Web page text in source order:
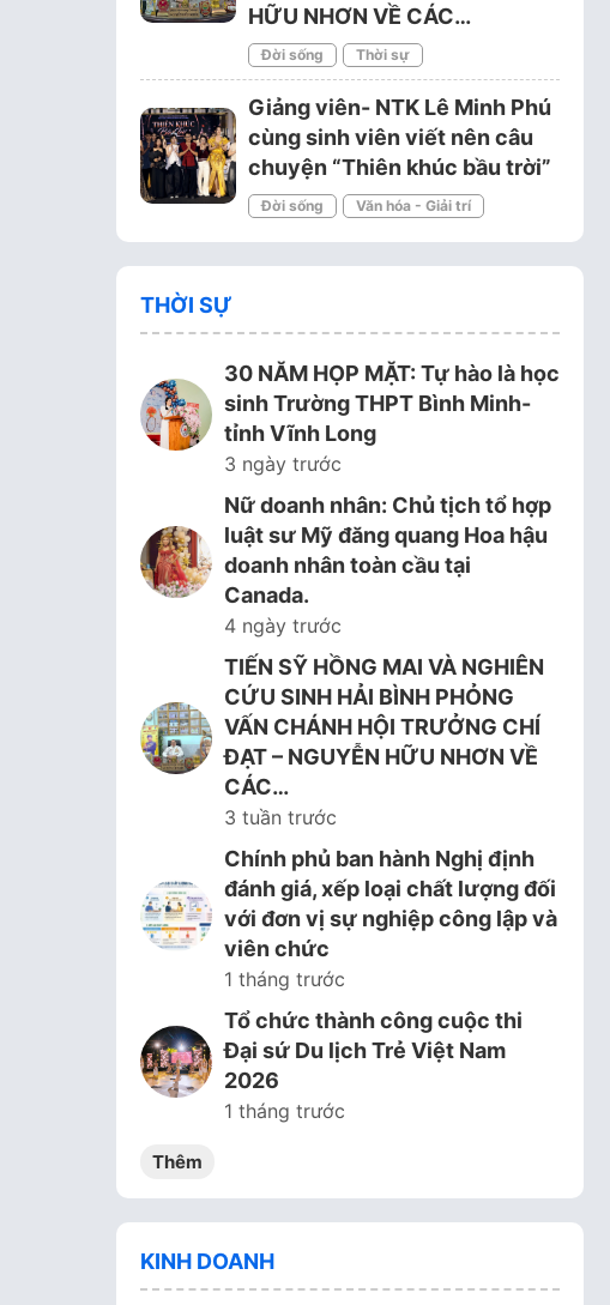
HỮU NHƠN VỀ CÁC…
Đời sống Thời sự
Giảng viên- NTK Lê Minh Phú
cùng sinh viên viết nên câu
chuyện “Thiên khúc bầu trời”
Đời sống Văn hóa - Giải trí
THỜI SỰ
30 NĂM HỌP MẶT: Tự hào là học
sinh Trường THPT Bình Minh-
tỉnh Vĩnh Long
3 ngày trước
Nữ doanh nhân: Chủ tịch tổ hợp
luật sư Mỹ đăng quang Hoa hậu
doanh nhân toàn cầu tại
Canada.
4 ngày trước
TIẾN SỸ HỒNG MAI VÀ NGHIÊN
CỨU SINH HẢI BÌNH PHỎNG
VẤN CHÁNH HỘI TRƯỞNG CHÍ
ĐẠT – NGUYỄN HỮU NHƠN VỀ
CÁC…
3 tuần trước
Chính phủ ban hành Nghị định
đánh giá, xếp loại chất lượng đối
với đơn vị sự nghiệp công lập và
viên chức
1 tháng trước
Tổ chức thành công cuộc thi
Đại sứ Du lịch Trẻ Việt Nam
2026
1 tháng trước
Thêm
KINH DOANH